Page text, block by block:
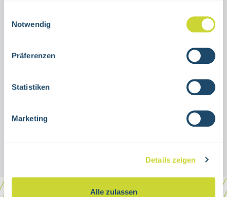
Notwendig
Präferenzen
Statistiken
Marketing
Details zeigen
Alle zulassen
Description
usevarious sizesAluminum or self-adhesive
More